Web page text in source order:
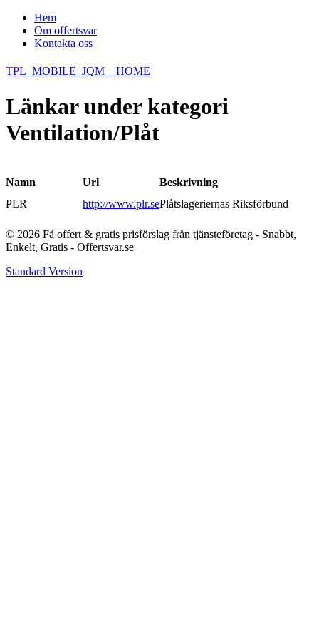
Hem
Om offertsvar
Kontakta oss
TPL_MOBILE_JQM__HOME
Länkar under kategori
Ventilation/Plåt
Namn Url
Beskrivning
PLR
http://www.plr.sePlåtslageriernas Riksförbund
© 2026 Få offert & gratis prisförslag från tjänsteföretag - Snabbt,
Enkelt, Gratis - Offertsvar.se
Standard Version